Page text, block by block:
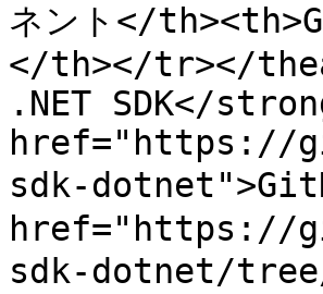
ネント</
</th></tr></
.NET SDK</
href="https://
sdk-
href="https://
sdk-dotnet/tree/